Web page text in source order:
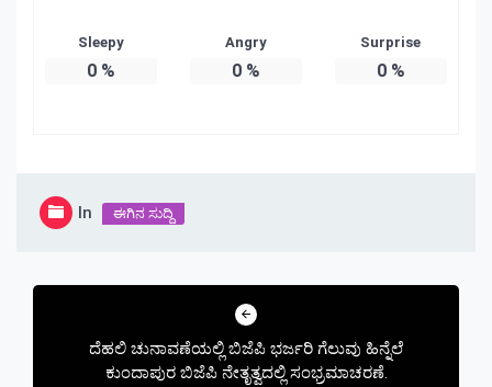
Sleepy
0%
Angry
0%
Surprise
0%
In ಈಗಿನ ಸುದ್ದಿ
Post
ದೆಹಲಿ ಚುನಾವಣೆಯಲ್ಲಿ ಬಿಜೆಪಿ ಭರ್ಜರಿ ಗೆಲುವು ಹಿನ್ನೆಲೆ
ಕುಂದಾಪುರ ಬಿಜೆಪಿ ನೇತೃತ್ವದಲ್ಲಿ ಸಂಭ್ರಮಾಚರಣೆ.